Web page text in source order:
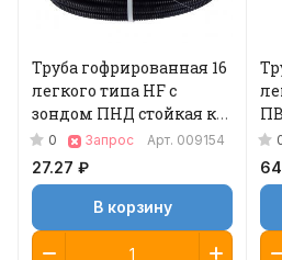
Труба гофрированная 16
легкого типа HF с
зондом ПНД стойкая к
УФ, 100 м
0 Запрос Арт. 009154
27.27 ₽
В корзину